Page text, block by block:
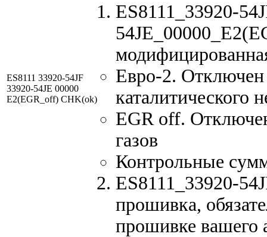
ES8111 33920-54JF
33920-54JE 00000
E2(EGR_off) CHK(ok)
ES8111_33920-
Евро-2. Отключен
каталитического
EGR off.
газов
Контрольные
ES8111_33920-
прошивка,
прошивке вашего